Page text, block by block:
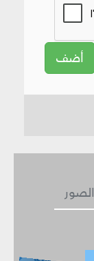
أضف
الصور